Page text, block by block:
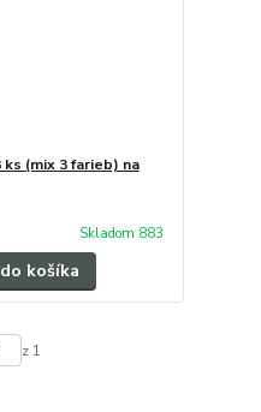
ks (mix 3 farieb) na
Skladom 883
košíka
z 1